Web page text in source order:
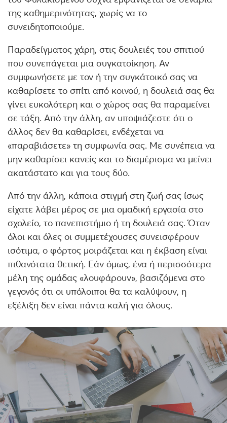
της καθημερινότητας, χωρίς να το
συνειδητοποιούμε.
Παραδείγματος χάρη, στις δουλειές του σπιτιού
που συνεπάγεται μια συγκατοίκηση. Αν
συμφωνήσετε με τον ή την συγκάτοικό σας να
καθαρίσετε το σπίτι από κοινού, η δουλειά σας θα
γίνει ευκολότερη και ο χώρος σας θα παραμείνει
σε τάξη. Από την άλλη, αν υποψιάζεστε ότι ο
άλλος δεν θα καθαρίσει, ενδέχεται να
«παραβιάσετε» τη συμφωνία σας. Με συνέπεια να
μην καθαρίσει κανείς και το διαμέρισμα να μείνει
ακατάστατο και για τους δύο.
Από την άλλη, κάποια στιγμή στη ζωή σας ίσως
είχατε λάβει μέρος σε μια ομαδική εργασία στο
σχολείο, το πανεπιστήμιο ή τη δουλειά σας. Όταν
όλοι και όλες οι συμμετέχουσες συνεισφέρουν
ισότιμα, ο φόρτος μοιράζεται και η έκβαση είναι
πιθανότατα θετική. Εάν όμως, ένα ή περισσότερα
μέλη της ομάδας «λουφάρουν», βασιζόμενα στο
γεγονός ότι οι υπόλοιποι θα τα καλύψουν, η
εξέλιξη δεν είναι πάντα καλή για όλους.